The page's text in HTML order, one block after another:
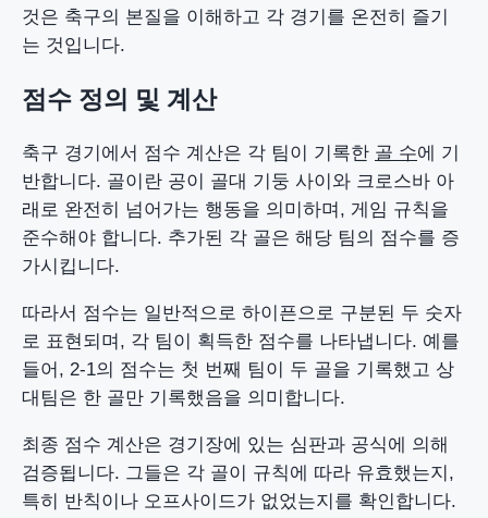
것은 축구의 본질을 이해하고 각 경기를 온전히 즐기
는 것입니다.
점수 정의 및 계산
축구 경기에서 점수 계산은 각 팀이 기록한 골 수에 기
반합니다. 골이란 공이 골대 기둥 사이와 크로스바 아
래로 완전히 넘어가는 행동을 의미하며, 게임 규칙을
준수해야 합니다. 추가된 각 골은 해당 팀의 점수를 증
가시킵니다.
따라서 점수는 일반적으로 하이픈으로 구분된 두 숫자
로 표현되며, 각 팀이 획득한 점수를 나타냅니다. 예를
들어, 2-1의 점수는 첫 번째 팀이 두 골을 기록했고 상
대팀은 한 골만 기록했음을 의미합니다.
최종 점수 계산은 경기장에 있는 심판과 공식에 의해
검증됩니다. 그들은 각 골이 규칙에 따라 유효했는지,
특히 반칙이나 오프사이드가 없었는지를 확인합니다.